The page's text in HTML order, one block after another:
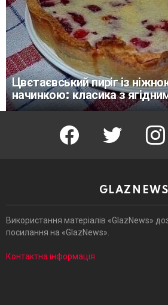
Цвєтаєвський пиріг із
начинкою: класика з
facebook twitter
GLAZNEWS
Використання матеріалів «GlazNews»
посилання на «GlazNews».
Контактна інформація